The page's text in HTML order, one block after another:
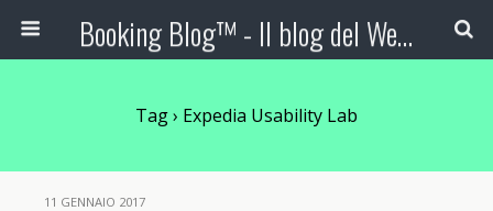
Booking Blog™ - Il blog del Web Marketing Turistico
Tag › Expedia Usability Lab
11 GENNAIO 2017